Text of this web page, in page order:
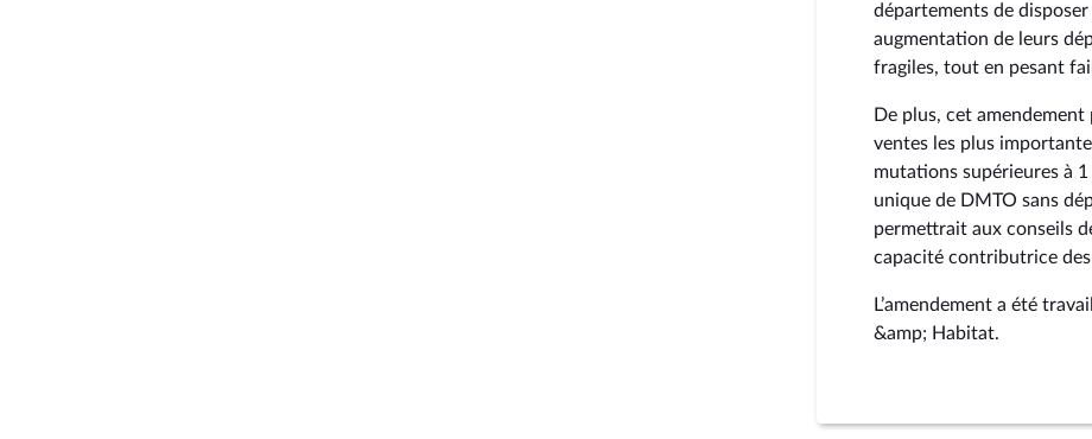
départements de
augmentation de leurs
fragiles, tout en pesant
De plus, cet
ventes les plus
mutations supérieures à
unique de DMTO sans
permettrait aux conseils
capacité contributrice
L’amendement a été
&amp; Habitat.